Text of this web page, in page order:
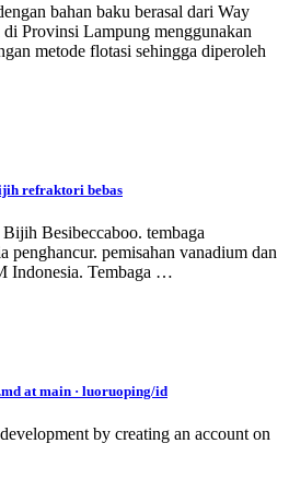
bahan baku berasal dari Way
Provinsi Lampung menggunakan
metode flotasi sehingga diperoleh
refraktori bebas
Besibeccaboo. tembaga
penghancur. pemisahan vanadium dan
Indonesia. Tembaga …
at main · luoruoping/id
by creating an account on